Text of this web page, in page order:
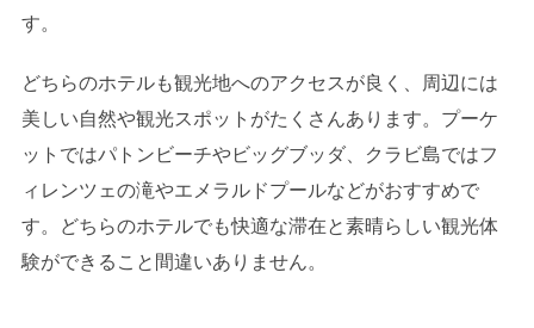
す。
どちらのホテルも観光地へのアクセスが良く、周辺には
美しい自然や観光スポットがたくさんあります。プーケ
ットではパトンビーチやビッグブッダ、クラビ島ではフ
ィレンツェの滝やエメラルドプールなどがおすすめで
す。どちらのホテルでも快適な滞在と素晴らしい観光体
験ができること間違いありません。